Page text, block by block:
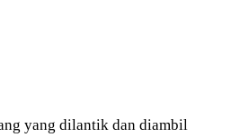
yang dilantik dan diambil